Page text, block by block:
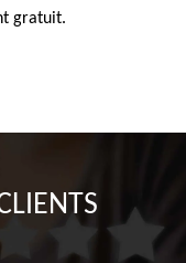
gratuit.